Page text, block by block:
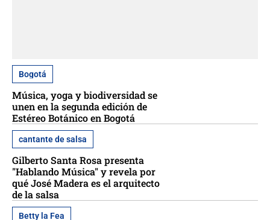
Bogotá
Música, yoga y biodiversidad se
unen en la segunda edición de
Estéreo Botánico en Bogotá
cantante de salsa
Gilberto Santa Rosa presenta
"Hablando Música" y revela por
qué José Madera es el arquitecto
de la salsa
Betty la Fea